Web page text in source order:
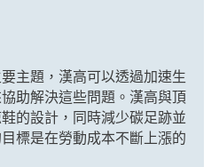
主題，漢高可以透過加速生
助解決這些問題。漢高與頂
的設計，同時減少碳足跡並
標是在勞動成本不斷上漲的